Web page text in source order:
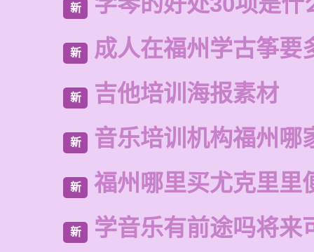
新
新 成人在福州学古筝要
新 吉他培训海报素材
新 音乐培训机构福州哪
新 福州哪里买尤克里里
新 学音乐有前途吗将来